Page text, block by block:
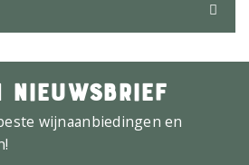
NIEUWSBRIEF
wijnaanbiedingen en